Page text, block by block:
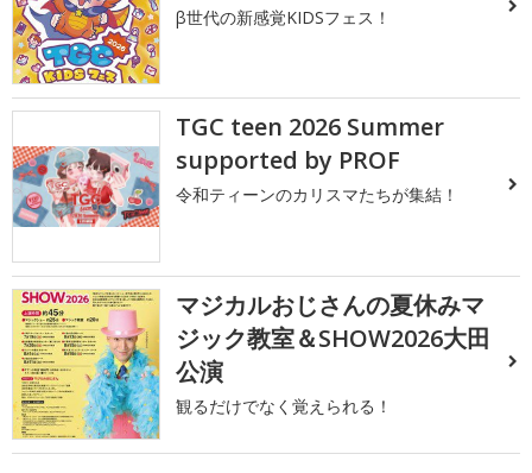
β世代の新感覚KIDSフェス！
TGC teen 2026 Summer
supported by PROF
令和ティーンのカリスマたちが集結！
マジカルおじさんの夏休みマ
ジック教室＆SHOW2026大田
公演
観るだけでなく覚えられる！